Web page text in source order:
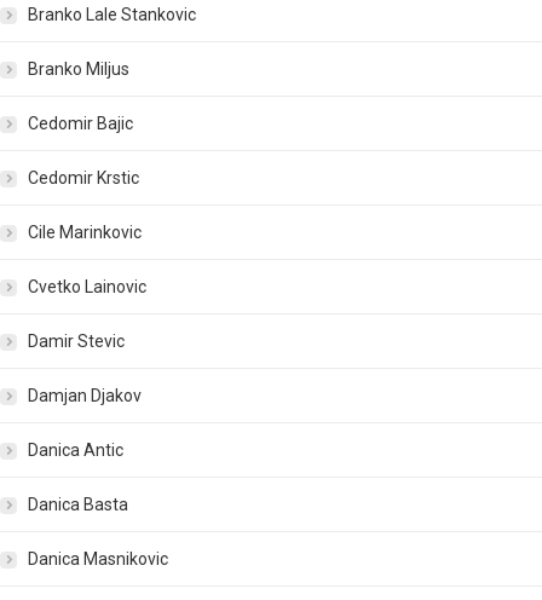
Branko Lale Stankovic
Branko Miljus
Cedomir Bajic
Cedomir Krstic
Cile Marinkovic
Cvetko Lainovic
Damir Stevic
Damjan Djakov
Danica Antic
Danica Basta
Danica Masnikovic